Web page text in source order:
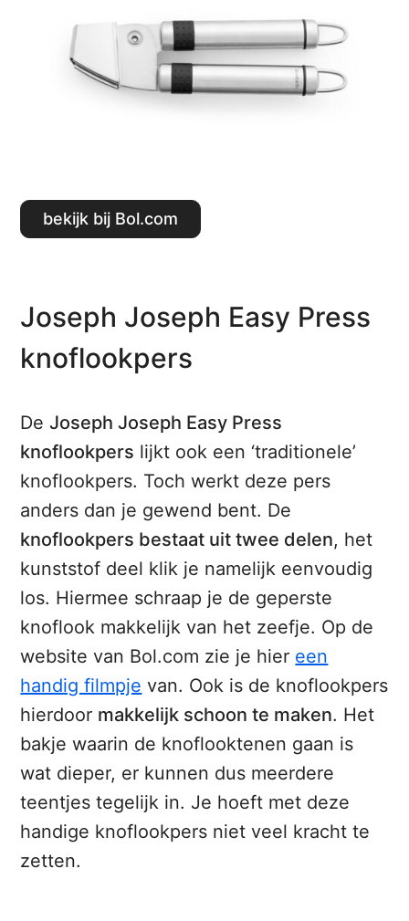
Bekijk bij Bol.com
Joseph Joseph Easy Press
knoflookpers
DeJoseph Joseph Easy Press
knoflookpers lijkt ook een ‘traditionele’
knoflookpers. Toch werkt deze pers
anders dan je gewend bent. De
knoflookpers bestaat uit twee delen, het
kunststof deel klik je namelijk eenvoudig
los. Hiermee schraap je de geperste
knoflook makkelijk van het zeefje. Op de
website van Bol.com zie je hier een
handig filmpje van. Ook is de knoflookpers
hierdoor makkelijk schoon te maken. Het
bakje waarin de knoflooktenen gaan is
wat dieper, er kunnen dus meerdere
teentjes tegelijk in. Je hoeft met deze
handige knoflookpers niet veel kracht te
zetten.